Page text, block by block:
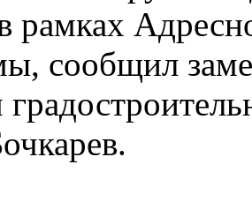
рамках
сообщил